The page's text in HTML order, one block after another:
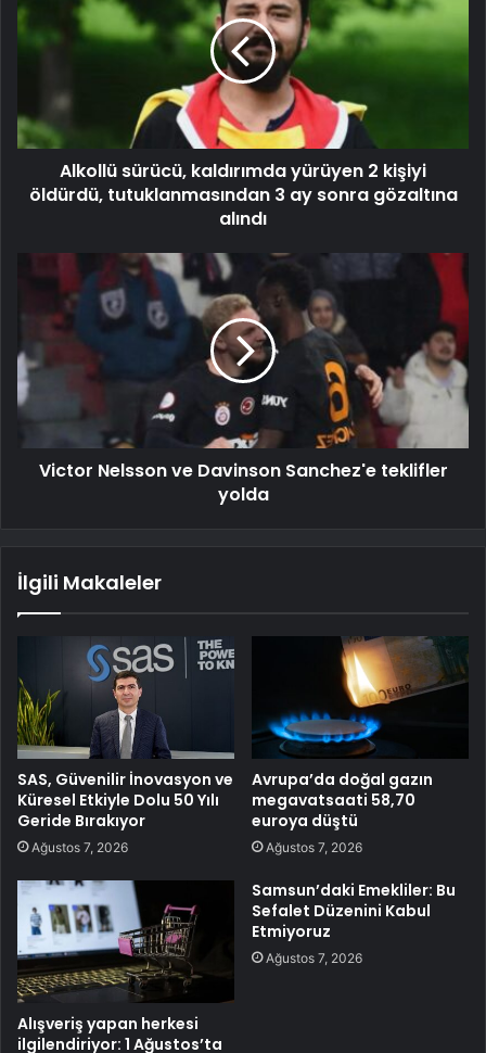
Alkollü sürücü, kaldırımda yürüyen 2 kişiyi
öldürdü, tutuklanmasından 3 ay sonra gözaltına
alındı
Victor Nelsson ve Davinson Sanchez'e teklifler
yolda
İlgili Makaleler
SAS, Güvenilir İnovasyon ve
Küresel Etkiyle Dolu 50 Yılı
Geride Bırakıyor
Ağustos 7, 2026
Avrupa’da doğal gazın
megavatsaati 58,70
euroya düştü
Ağustos 7, 2026
Alışveriş yapan herkesi
ilgilendiriyor: 1 Ağustos’ta
Samsun’daki Emekliler: Bu
Sefalet Düzenini Kabul
Etmiyoruz
Ağustos 7, 2026